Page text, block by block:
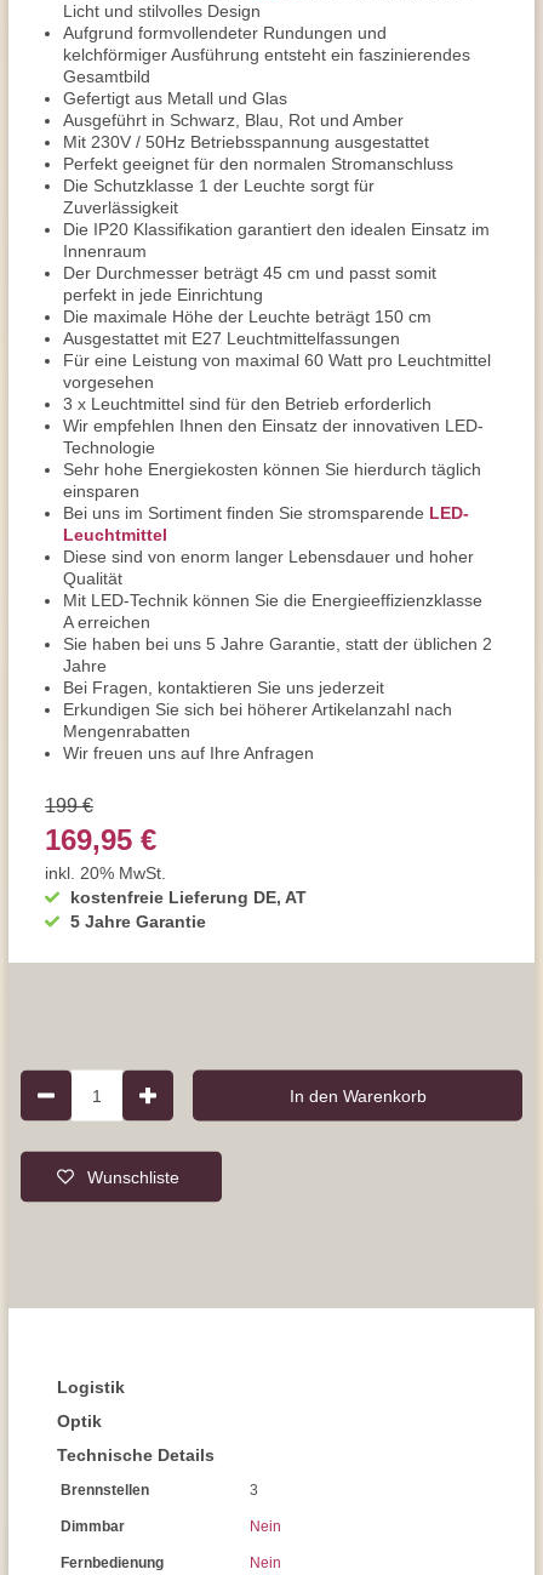
Licht und stilvolles Design
Aufgrund formvollendeter Rundungen und
kelchförmiger Ausführung entsteht ein faszinierendes
Gesamtbild
Gefertigt aus Metall und Glas
Ausgeführt in Schwarz, Blau, Rot und Amber
Mit 230V / 50Hz Betriebsspannung ausgestattet
Perfekt geeignet für den normalen Stromanschluss
Die Schutzklasse 1 der Leuchte sorgt für
Zuverlässigkeit
Die IP20 Klassifikation garantiert den idealen Einsatz im
Innenraum
Der Durchmesser beträgt 45 cm und passt somit
perfekt in jede Einrichtung
Die maximale Höhe der Leuchte beträgt 150 cm
Ausgestattet mit E27 Leuchtmittelfassungen
Für eine Leistung von maximal 60 Watt pro Leuchtmittel
vorgesehen
3 x Leuchtmittel sind für den Betrieb erforderlich
Wir empfehlen Ihnen den Einsatz der innovativen LED-
Technologie
Sehr hohe Energiekosten können Sie hierdurch täglich
einsparen
Bei uns im Sortiment finden Sie stromsparende LED-
Leuchtmittel
Diese sind von enorm langer Lebensdauer und hoher
Qualität
Mit LED-Technik können Sie die Energieeffizienzklasse
A erreichen
Sie haben bei uns 5 Jahre Garantie, statt der üblichen 2
Jahre
Bei Fragen, kontaktieren Sie uns jederzeit
Erkundigen Sie sich bei höherer Artikelanzahl nach
Mengenrabatten
Wir freuen uns auf Ihre Anfragen
kostenfreie Lieferung DE, AT
5 Jahre Garantie
199 €
169,95 €
inkl. 20% MwSt.
1 In den Warenkorb
Wunschliste
Logistik
Optik
Technische Details
Brennstellen 3
Dimmbar Nein
Fernbedienung Nein